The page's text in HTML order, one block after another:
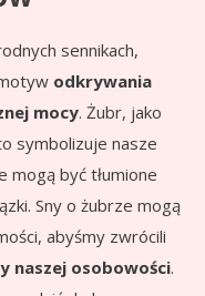
sennikach,
odkrywania
mocy. Żubr, jako
symbolizuje nasze
być tłumione
Sny o żubrze mogą
abyśmy zwrócili
naszej osobowości.